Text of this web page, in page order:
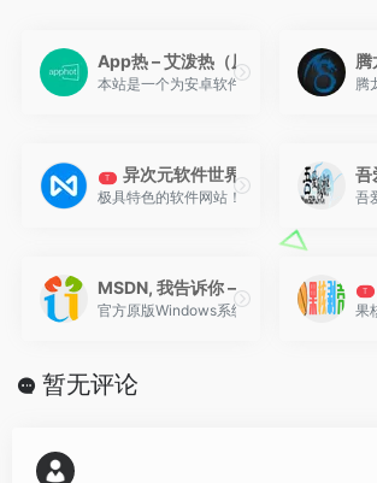
App热 – 艾泼热（原心海e站）
本站是一个为安卓软件与PC软件爱好者设
腾
腾
T 异次元软件世界
极具特色的软件网站！专注于推荐优秀软
吾
吾
MSDN, 我告诉你 – ITELLYOU
官方原版Windows系统下载，无污染/无篡
T
果
暂无评论